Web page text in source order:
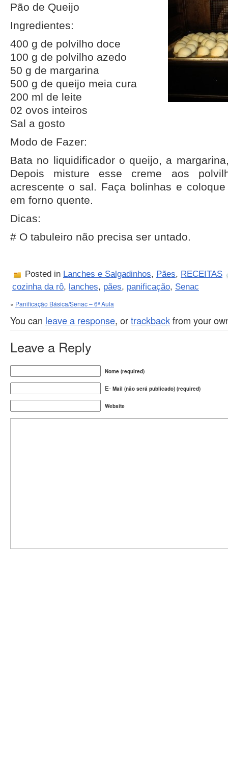
Pão de Queijo
Ingredientes:
400 g de polvilho doce
100 g de polvilho azedo
50 g de margarina
500 g de queijo meia cura
200 ml de leite
02 ovos inteiros
Sal a gosto
Modo de Fazer:
Bata no liquidificador o queijo, a
Depois misture esse creme aos
acrescente o sal. Faça bolinhas e
em forno quente.
Dicas:
# O tabuleiro não precisa ser untado.
Posted in Lanches e Salgadinhos, Pães, RECEITAS
cozinha da rô, lanches, pães, panificação, Senac
« Panificação Básica/Senac – 6ª Aula
You can leave a response, ortrackbackfrom your
Leave a Reply
Nome (required)
E- Mail (não será publicado) (required)
Website